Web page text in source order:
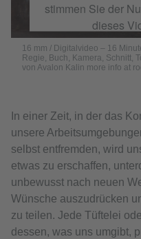
stimmen Sie der
dieses
Mehr
the subconscious art of
Matt McCormick
on
16 mm / Digitalvideo – 16
Regie, Buch, Kamera, Schnitt,
von Avalon Kalin more info at
In einer Zeit, in der das
unsere
selbst entfremden, wird
etwas zu erschaffen,
unbewusst nach neuen
Wünsche auszudrücken
zu teilen. Jede Tüftelei
dessen, was uns umgibt,